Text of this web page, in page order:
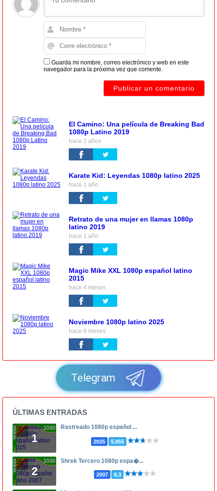
Guarda mi nombre, correo electrónico y web en este
navegador para la próxima vez que comente.
El Camino: Una película de Breaking Bad
1080p Latino 2019
hace 2 años
Karate Kid: Leyendas 1080p latino 2025
hace 1 año
Retrato de una mujer en llamas 1080p
latino 2019
hace 1 año
Magic Mike XXL 1080p español latino
2015
hace 4 meses
Noviembre 1080p latino 2025
hace 8 meses
Telegram
ÚLTIMAS ENTRADAS
1
1080p Rastreado 1080p español ...
2025 5.955
2
1080p Shrek Tercero 1080p espa�...
2007 6.3